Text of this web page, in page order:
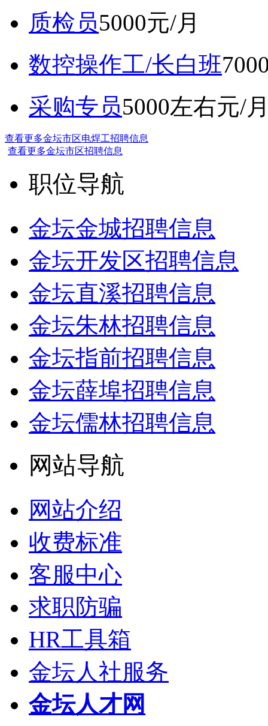
质检员5000元/月
数控操作工/长白班
采购专员5000左右元/
查看更多金坛市区电焊工招聘信息
查看更多金坛市区招聘信息
职位导航
金坛金城招聘信息
金坛开发区招聘信息
金坛直溪招聘信息
金坛朱林招聘信息
金坛指前招聘信息
金坛薛埠招聘信息
金坛儒林招聘信息
网站导航
网站介绍
收费标准
客服中心
求职防骗
HR工具箱
金坛人社服务
金坛人才网